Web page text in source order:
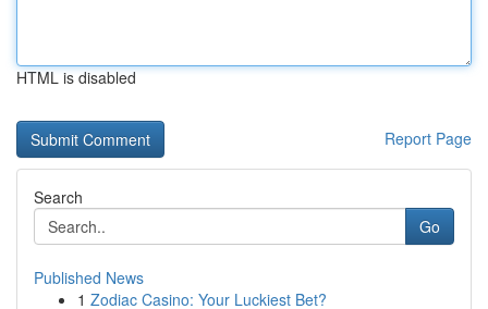
HTML is disabled
Report Page
Search
Go
Published News
1 Zodiac Casino: Your Luckiest Bet?